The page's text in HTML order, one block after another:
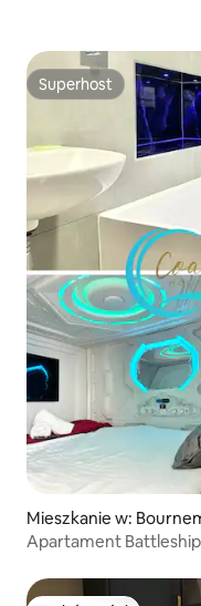
Superhost
Superhost
Mieszkanie w:
Poole
Apartament